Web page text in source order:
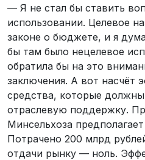
— Я не стал бы ставить
использовании. Целевое
законе о бюджете, и я
бы там было нецелевое
обратила бы на это
заключения. А вот насчёт
средства, которые должны
отраслевую поддержку.
Минсельхоза
Потрачено 200 млрд
отдачи рынку — ноль.